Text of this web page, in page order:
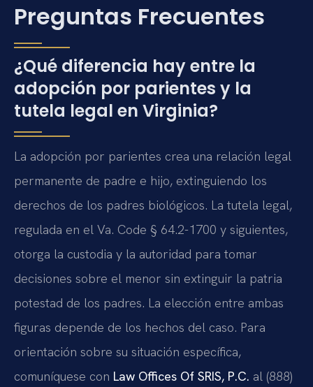
Preguntas Frecuentes
¿Qué diferencia hay entre la
adopción por parientes y la
tutela legal en Virginia?
La adopción por parientes crea una relación legal
permanente de padre e hijo, extinguiendo los
derechos de los padres biológicos. La tutela legal,
regulada en el Va. Code § 64.2-1700 y siguientes,
otorga la custodia y la autoridad para tomar
decisiones sobre el menor sin extinguir la patria
potestad de los padres. La elección entre ambas
figuras depende de los hechos del caso. Para
orientación sobre su situación específica,
comuníquese con Law Offices Of SRIS, P.C. al (888)